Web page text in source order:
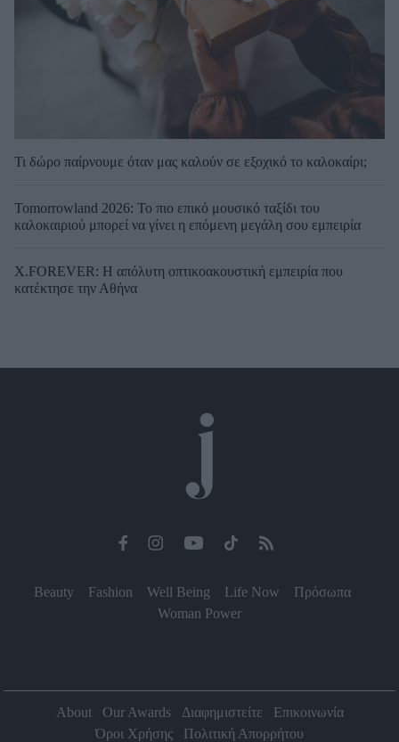
Τι δώρο παίρνουμε όταν μας καλούν σε εξοχικό το καλοκαίρι;
Tomorrowland 2026: Το πιο επικό μουσικό ταξίδι του
καλοκαιριού μπορεί να γίνει η επόμενη μεγάλη σου εμπειρία
X.FOREVER: Η απόλυτη οπτικοακουστική εμπειρία που
κατέκτησε την Αθήνα
Beauty Fashion Well Being Life Now
Πρόσωπα
Woman Power
About Our Awards Διαφημιστείτε
Επικοινωνία
Όροι Χρήσης
Πολιτική Απορρήτου